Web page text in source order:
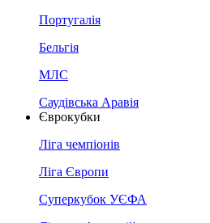
Португалія
Бельгія
МЛС
Саудівська Аравія
Єврокубки
Ліга чемпіонів
Ліга Європи
Суперкубок УЄФА